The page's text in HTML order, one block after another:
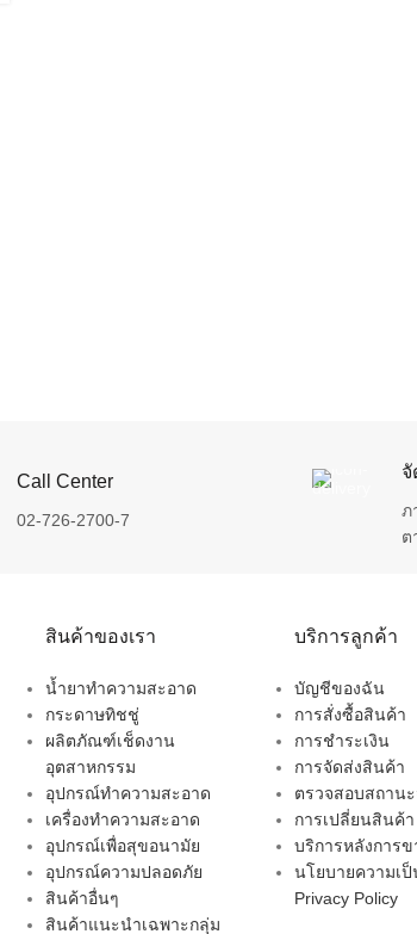
Call Center
02-726-2700-7
ภ
ต
สินค้าของเรา
น้ำยาทำความสะอาด
กระดาษทิชชู่
ผลิตภัณฑ์เช็ดงาน
อุตสาหกรรม
อุปกรณ์ทำความสะอาด
เครื่องทำความสะอาด
อุปกรณ์เพื่อสุขอนามัย
อุปกรณ์ความปลอดภัย
สินค้าอื่นๆ
สินค้าแนะนำเฉพาะกลุ่ม
บริการลูกค้า
บัญชีของฉัน
การสั่งซื้อสินค้า
การชำระเงิน
การจัดส่งสินค้า
ตรวจสอบสถาน
การเปลี่ยนสินค้
บริการหลังการข
นโยบายความเ
Privacy Policy